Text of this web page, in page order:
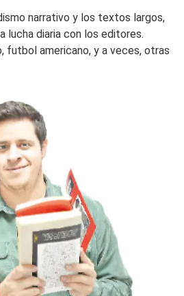
narrativo y los textos largos,
lucha diaria con los editores.
futbol americano, y a veces, otras